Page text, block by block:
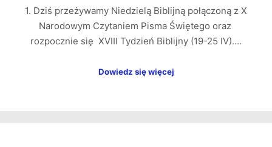
1. Dziś przeżywamy Niedzielą Biblijną połączoną z X
Narodowym Czytaniem Pisma Świętego oraz
rozpocznie się XVIII Tydzień Biblijny (19-25 IV).…
Dowiedz się więcej